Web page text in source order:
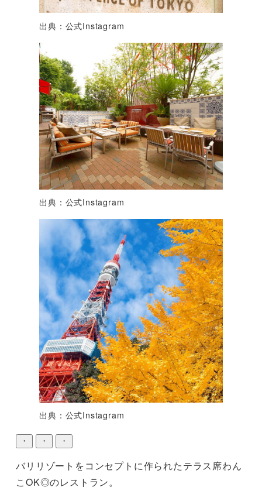
出典：公式Instagram
出典：公式Instagram
出典：公式Instagram
・ ・ ・
バリリゾートをコンセプトに作られたテラス席わん
こOK◎のレストラン。